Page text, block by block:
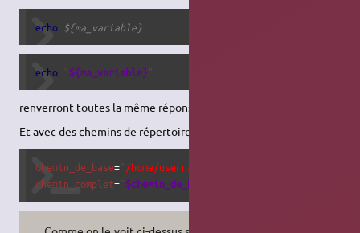
echo ${ma_variable}
echo "${ma_variable}"
renverront toutes la même réponse : unmot .
Et avec des chemins de répertoires :
chemin_de_base="/home/username/un repertoire avec
chemin_complet="$chemin_de_base